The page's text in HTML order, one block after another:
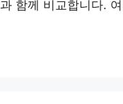
함께 비교합니다.